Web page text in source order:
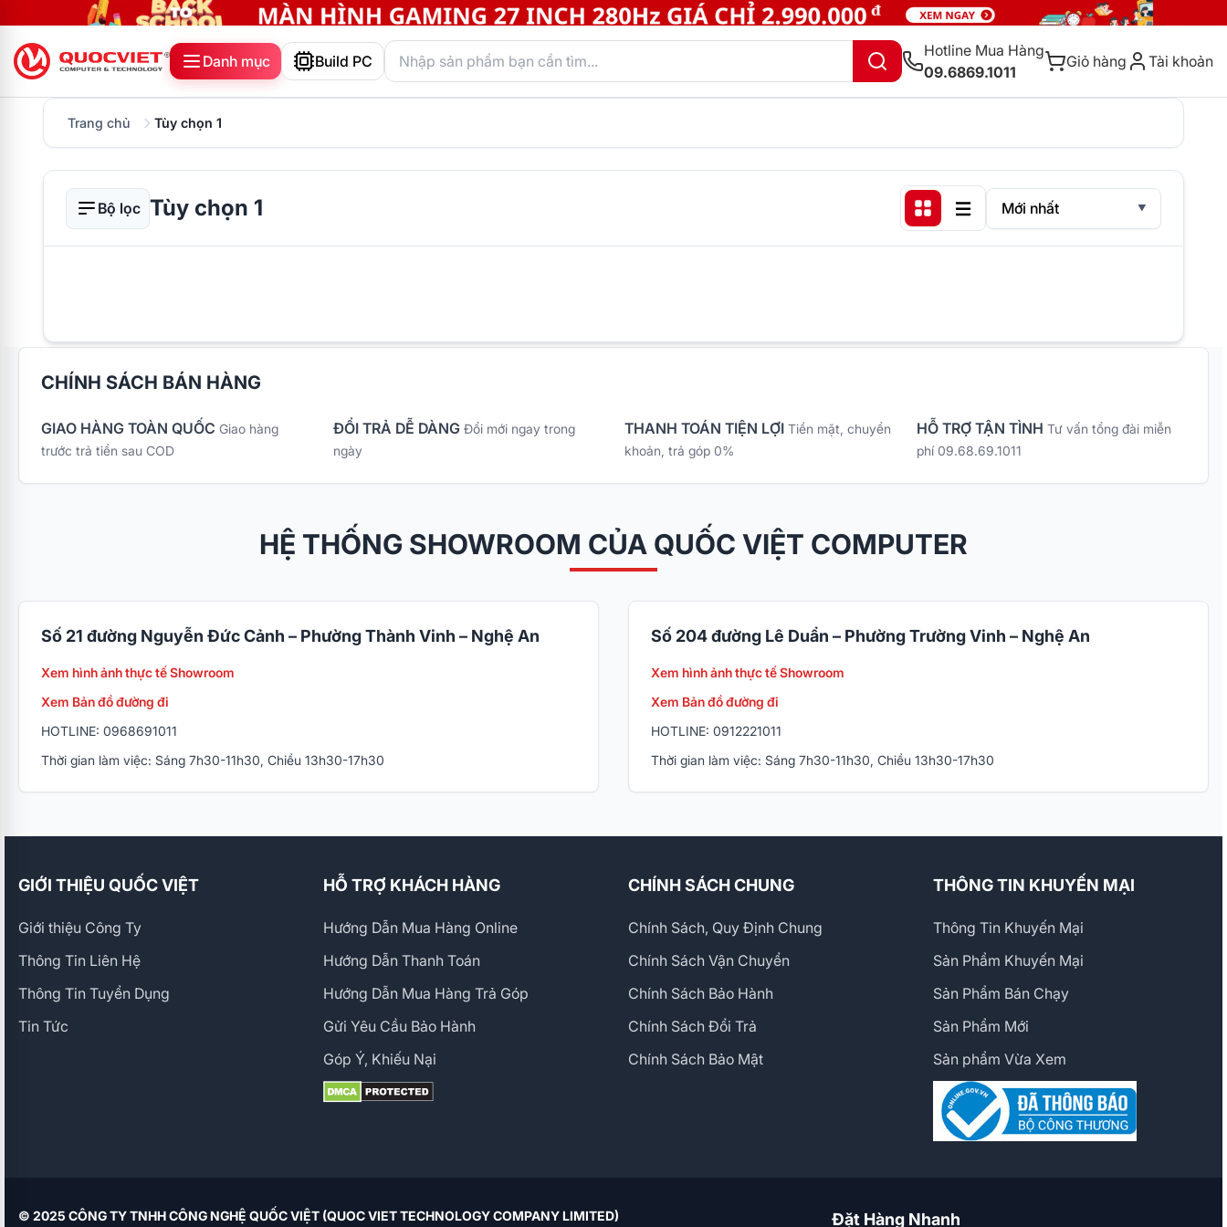
Danh mục Build PC
Hotline Mua Hàng
09.6869.1011
Giỏ hàng Tài khoản
Trang chủ Tùy chọn 1
Bộ lọc Tùy chọn 1
CHÍNH SÁCH BÁN HÀNG
GIAO HÀNG TOÀN QUỐC Giao hàng
trước trả tiền sau COD
ĐỔI TRẢ DỄ DÀNG Đổi mới ngay trong
ngày
THANH TOÁN TIỆN LỢI Tiền mặt, chuyển
khoản, trả góp 0%
HỖ TRỢ TẬN TÌNH Tư vấn tổng đài miễn
phí 09.68.69.1011
HỆ THỐNG SHOWROOM CỦA QUỐC VIỆT COMPUTER
Số 21 đường Nguyễn Đức Cảnh – Phường Thành Vinh – Nghệ An
Xem hình ảnh thực tế Showroom
Xem Bản đồ đường đi
HOTLINE: 0968691011
Thời gian làm việc: Sáng 7h30-11h30, Chiều 13h30-17h30
Số 204 đường Lê Duẩn – Phường Trường Vinh – Nghệ An
Xem hình ảnh thực tế Showroom
Xem Bản đồ đường đi
HOTLINE: 0912221011
Thời gian làm việc: Sáng 7h30-11h30, Chiều 13h30-17h30
GIỚI THIỆU QUỐC VIỆT
Giới thiệu Công Ty
Thông Tin Liên Hệ
Thông Tin Tuyển Dụng
Tin Tức
HỖ TRỢ KHÁCH HÀNG
Hướng Dẫn Mua Hàng Online
Hướng Dẫn Thanh Toán
Hướng Dẫn Mua Hàng Trả Góp
Gửi Yêu Cầu Bảo Hành
Góp Ý, Khiếu Nại
CHÍNH SÁCH CHUNG
Chính Sách, Quy Định Chung
Chính Sách Vận Chuyển
Chính Sách Bảo Hành
Chính Sách Đổi Trả
Chính Sách Bảo Mật
THÔNG TIN KHUYẾN MẠI
Thông Tin Khuyến Mại
Sản Phẩm Khuyến Mại
Sản Phẩm Bán Chạy
Sản Phẩm Mới
Sản phẩm Vừa Xem
© 2025 CÔNG TY TNHH CÔNG NGHỆ QUỐC VIỆT (QUOC VIET TECHNOLOGY COMPANY LIMITED) Đặt Hàng Nhanh